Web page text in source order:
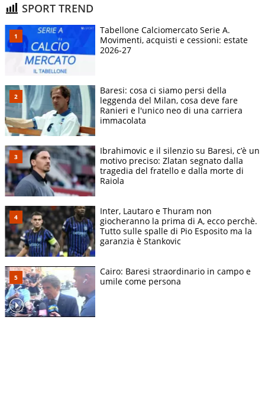
SPORT TREND
Tabellone Calciomercato Serie A.
Movimenti, acquisti e cessioni: estate
2026-27
Baresi: cosa ci siamo persi della
leggenda del Milan, cosa deve fare
Ranieri e l'unico neo di una carriera
immacolata
Ibrahimovic e il silenzio su Baresi, c’è un
motivo preciso: Zlatan segnato dalla
tragedia del fratello e dalla morte di
Raiola
Inter, Lautaro e Thuram non
giocheranno la prima di A, ecco perchè.
Tutto sulle spalle di Pio Esposito ma la
garanzia è Stankovic
Cairo: Baresi straordinario in campo e
umile come persona